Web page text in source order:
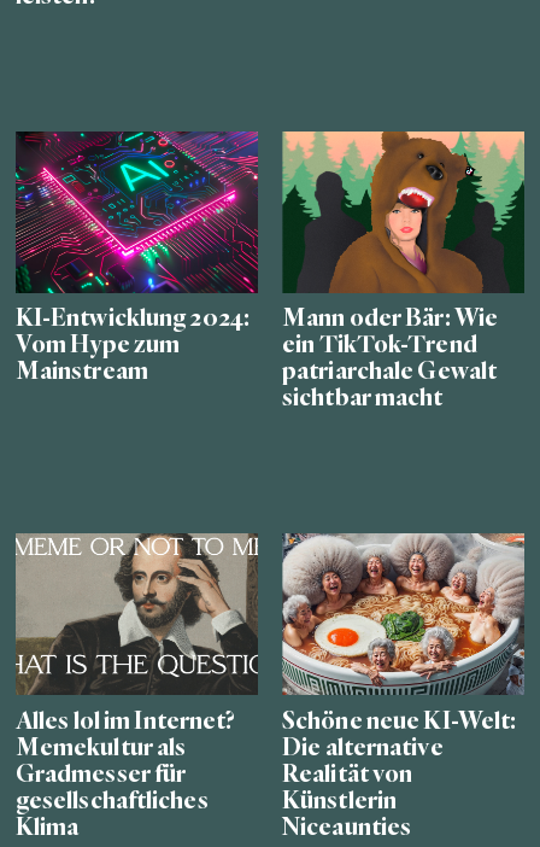
KI-Entwicklung 2024:
Vom Hype zum
Mainstream
Mann oder Bär: Wie
ein TikTok-Trend
patriarchale Gewalt
sichtbar macht
Alles lol im Internet?
Memekultur als
Gradmesser für
gesellschaftliches
Klima
Schöne neue KI-Welt:
Die alternative
Realität von
Künstlerin
Niceaunties